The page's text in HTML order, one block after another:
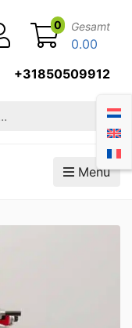
+31850509912
0 Gesamt
0.00
Menü